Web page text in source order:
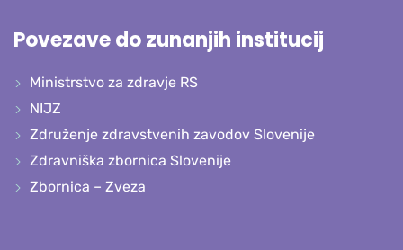
Povezave do zunanjih institucij
Ministrstvo za zdravje RS
NIJZ
Združenje zdravstvenih zavodov Slovenije
Zdravniška zbornica Slovenije
Zbornica – Zveza